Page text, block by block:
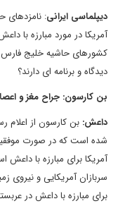
دیپلماسی ایرانی: نامزدهای
آمریکا در مورد مبارزه با
کشورهای حاشیه خلیج
دیدگاه و برنامه ای دارند؟
بن کارسون: جراح مغز و
داعش: بن کارسون از
شده است که در صورت
آمریکا برای مبارزه با
سربازان آمریکایی و
برای مبارزه با داعش در